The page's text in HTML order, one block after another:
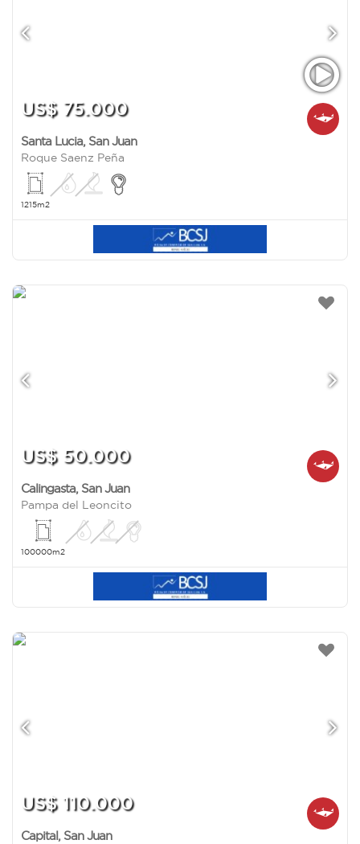
US$ 75.000
Santa Lucia, San Juan
Roque Saenz Peña
1215m2
US$ 50.000
Calingasta, San Juan
Pampa del Leoncito
100000m2
US$ 110.000
Capital, San Juan